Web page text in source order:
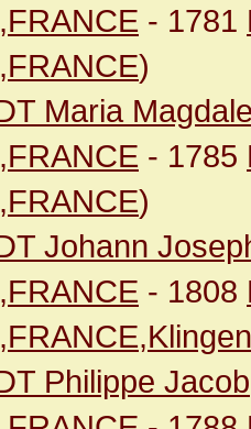
- 1781
)
Maria
- 1785
)
Johann
- 1808
Philippe Jacob